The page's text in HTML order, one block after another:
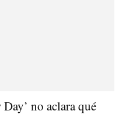
no aclara qué